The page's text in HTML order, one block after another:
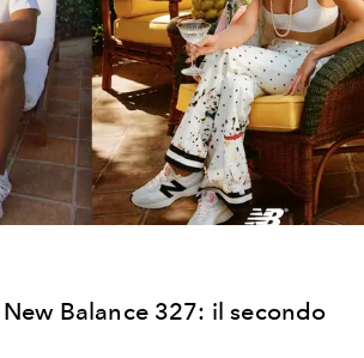
Balance 327: il secondo